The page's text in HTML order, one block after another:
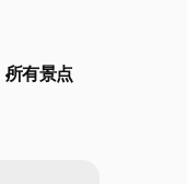
所有景点